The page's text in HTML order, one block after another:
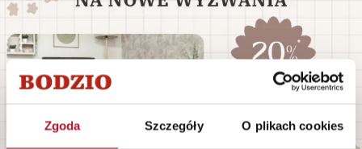
Zgoda Szczegóły O plikach cookies